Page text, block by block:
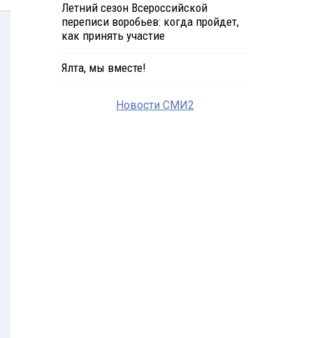
Летний сезон Всероссийской
переписи воробьев: когда пройдет,
как принять участие
Ялта, мы вместе!
Новости СМИ2